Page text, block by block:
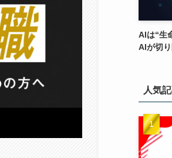
AIは“生
AIが切
人気